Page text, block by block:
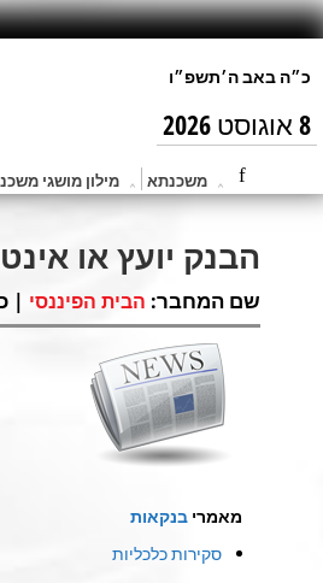
8 אוגוסט 2026
משכנתא מילון מושגי
הבנק יועץ או
שם המחבר: הבית הפיננסי |
מאמרי בנקאות
סקירות כלכליות